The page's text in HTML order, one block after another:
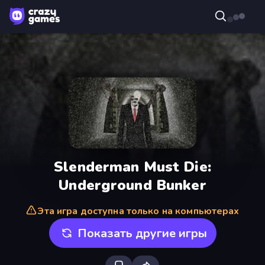
Slenderman Must Die:
Underground Bunker
Эта игра доступна только на компьютерах
Показать другие игры